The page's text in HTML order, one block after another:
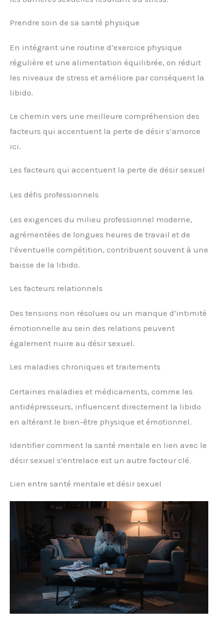
Prendre soin de sa santé physique
En intégrant une routine d’exercice physique
régulière et une alimentation équilibrée, on réduit
les niveaux de stress et améliore par conséquent la
libido.
Le chemin vers une meilleure compréhension des
facteurs qui accentuent la perte de désir s’amorce
ici.
Les facteurs qui accentuent la perte de désir sexuel
Les défis professionnels
Les exigences du milieu professionnel moderne,
agrémentées de longues heures de travail et de
l’éventuelle compétition, contribuent souvent à une
baisse de la libido.
Les facteurs relationnels
Des tensions non résolues ou un manque d’intimité
émotionnelle au sein des relations peuvent
également nuire au désir sexuel.
Les maladies chroniques et traitements
Certaines maladies et médicaments, comme les
antidépresseurs, influencent directement la libido
en altérant le bien-être physique et émotionnel.
Identifier comment la santé mentale en lien avec le
désir sexuel s’entrelace est un autre facteur clé.
Lien entre santé mentale et désir sexuel